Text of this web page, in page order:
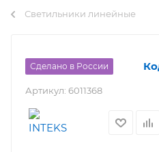
Светильники линейные
Сделано в России
Артикул: 6011368